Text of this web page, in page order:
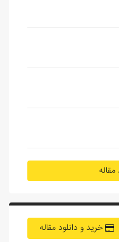
خرید و دانلود مقاله